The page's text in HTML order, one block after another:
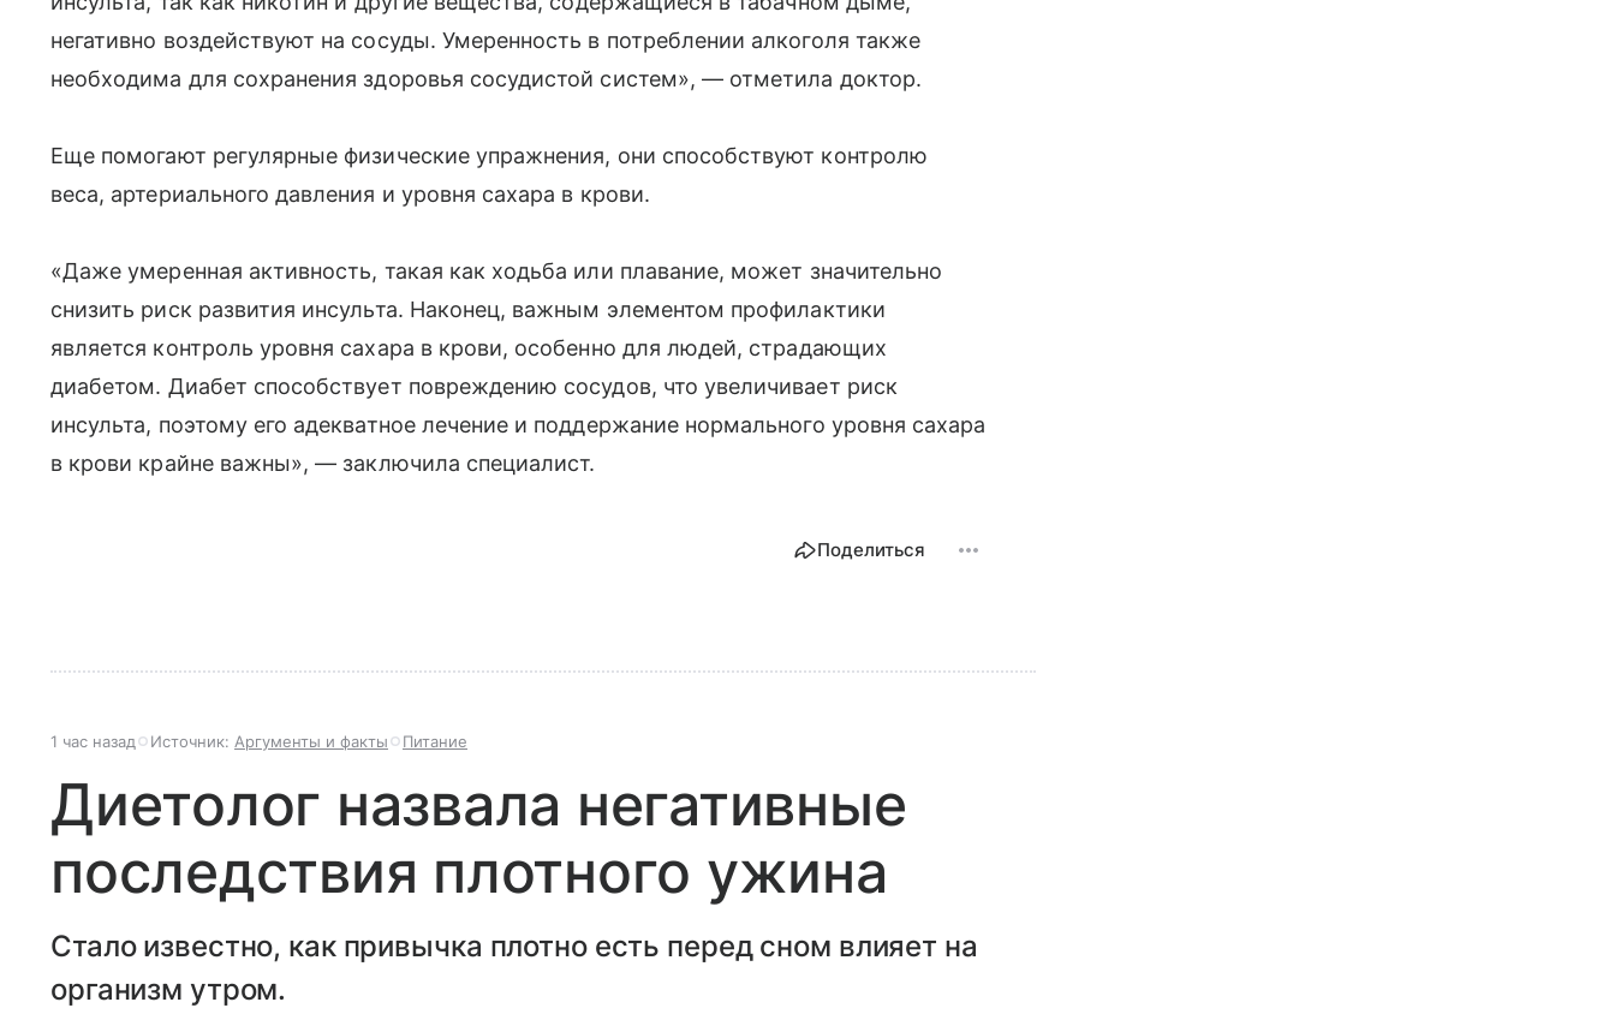
негативно воздействуют на сосуды. Умеренность в потреблении алкоголя также
необходима для сохранения здоровья сосудистой систем», — отметила доктор.
Еще помогают регулярные физические упражнения, они способствуют контролю
веса, артериального давления и уровня сахара в крови.
«Даже умеренная активность, такая как ходьба или плавание, может значительно
снизить риск развития инсульта. Наконец, важным элементом профилактики
является контроль уровня сахара в крови, особенно для людей, страдающих
диабетом. Диабет способствует повреждению сосудов, что увеличивает риск
инсульта, поэтому его адекватное лечение и поддержание нормального уровня сахара
в крови крайне важны», — заключила специалист.
Поделиться
1 час назад Источник: Аргументы и факты Питание
Диетолог назвала негативные
последствия плотного ужина
Стало известно, как привычка плотно есть перед сном влияет на
организм утром.